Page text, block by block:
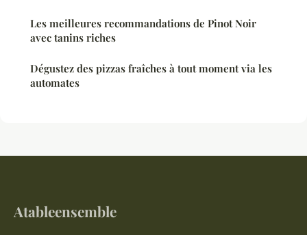
Les meilleures recommandations de Pinot Noir
avec tanins riches
Dégustez des pizzas fraîches à tout moment via les
automates
Atableensemble